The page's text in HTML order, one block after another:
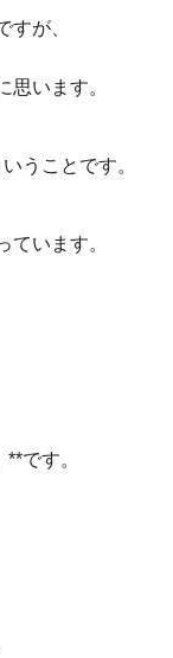
すが、
思います。
うことです。
います。
です。